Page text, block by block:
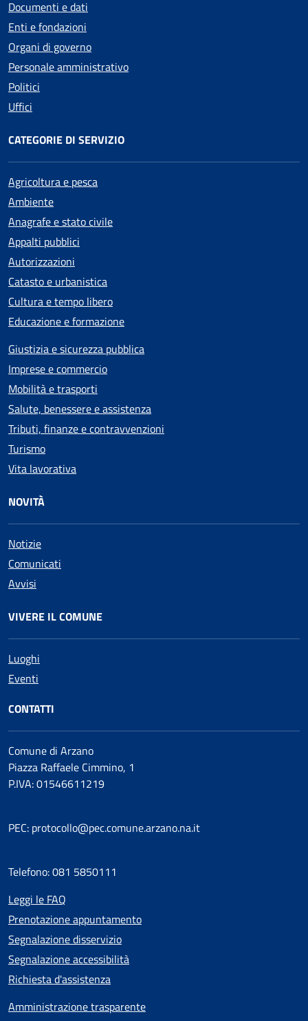
Documenti e dati
Enti e fondazioni
Organi di governo
Personale amministrativo
Politici
Uffici
CATEGORIE DI SERVIZIO
Agricoltura e pesca
Ambiente
Anagrafe e stato civile
Appalti pubblici
Autorizzazioni
Catasto e urbanistica
Cultura e tempo libero
Educazione e formazione
Giustizia e sicurezza pubblica
Imprese e commercio
Mobilità e trasporti
Salute, benessere e assistenza
Tributi, finanze e contravvenzioni
Turismo
Vita lavorativa
NOVITÀ
Notizie
Comunicati
Avvisi
VIVERE IL COMUNE
Luoghi
Eventi
CONTATTI
Comune di Arzano
Piazza Raffaele Cimmino, 1
P.IVA: 01546611219
PEC: protocollo@pec.comune.arzano.na.it
Telefono: 081 5850111
Leggi le FAQ
Prenotazione appuntamento
Segnalazione disservizio
Segnalazione accessibilità
Richiesta d'assistenza
Amministrazione trasparente